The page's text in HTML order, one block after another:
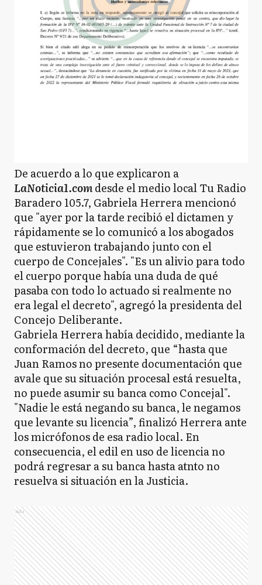
De acuerdo a lo que explicaron a
LaNoticia1.comdesde el medio local Tu Radio
Baradero 105.7, Gabriela Herrera mencionó
que "ayer por la tarde recibió el dictamen y
rápidamente se lo comunicó a los abogados
que estuvieron trabajando junto con el
cuerpo de Concejales". "Es un alivio para todo
el cuerpo porque había una duda de qué
pasaba con todo lo actuado si realmente no
era legal el decreto", agregó la presidenta del
Concejo Deliberante.
Gabriela Herrera había decidido, mediante la
conformación del decreto, que “hasta que
Juan Ramos no presente documentación que
avale que su situación procesal está resuelta,
no puede asumir su banca como Concejal".
"Nadie le está negando su banca, le negamos
que levante su licencia”, finalizó Herrera ante
los micrófonos de esa radio local. En
consecuencia, el edil en uso de licencia no
podrá regresar a su banca hasta atnto no
resuelva si situación en la Justicia.
Ads